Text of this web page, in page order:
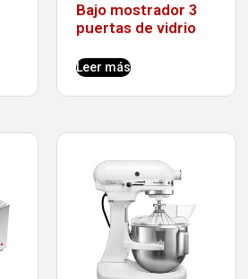
Bajo mostrador 3
puertas de vidrio
Leer más